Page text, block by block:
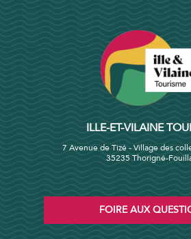
ILLE-ET-VILAINE
7 Avenue de Tizé - Village des
35235 Thorigné-
FOIRE AUX